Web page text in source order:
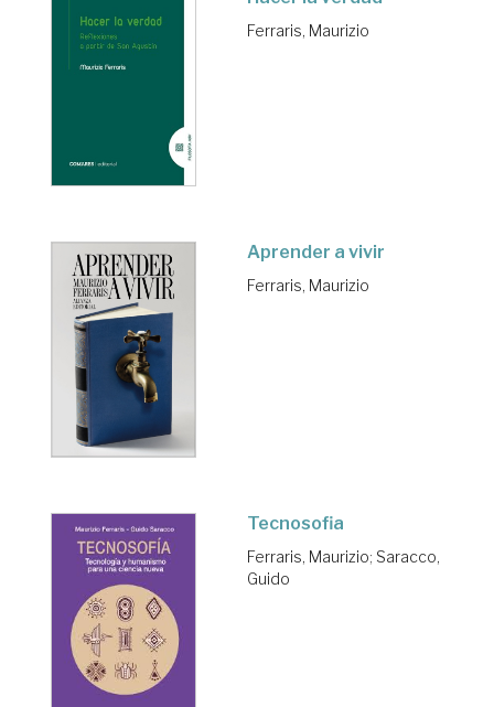
Ferraris, Maurizio
Aprender a vivir
Ferraris, Maurizio
Tecnosofia
Ferraris, Maurizio; Saracco,
Guido